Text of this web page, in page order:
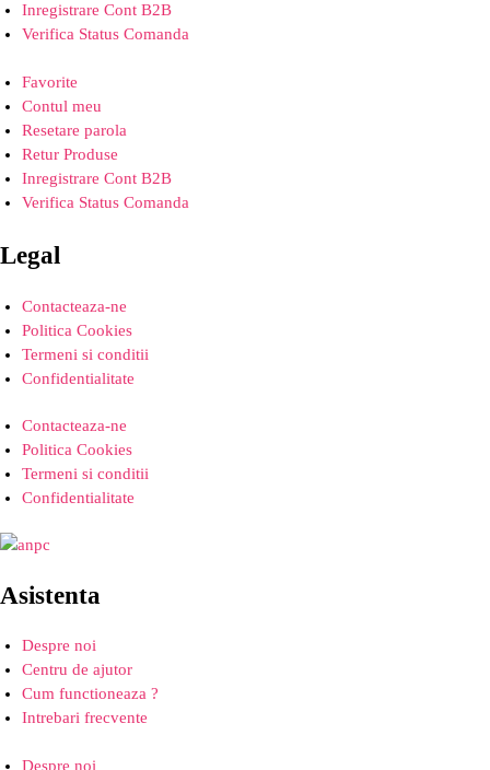
Inregistrare Cont B2B
Verifica Status Comanda
Favorite
Contul meu
Resetare parola
Retur Produse
Inregistrare Cont B2B
Verifica Status Comanda
Legal
Contacteaza-ne
Politica Cookies
Termeni si conditii
Confidentialitate
Contacteaza-ne
Politica Cookies
Termeni si conditii
Confidentialitate
Asistenta
Despre noi
Centru de ajutor
Cum functioneaza ?
Intrebari frecvente
Despre noi